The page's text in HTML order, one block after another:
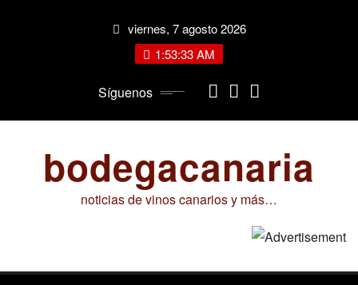
viernes, 7 agosto 2026
1:53:34 AM
Síguenos
bodegacanaria
noticias de vinos canarios y más…